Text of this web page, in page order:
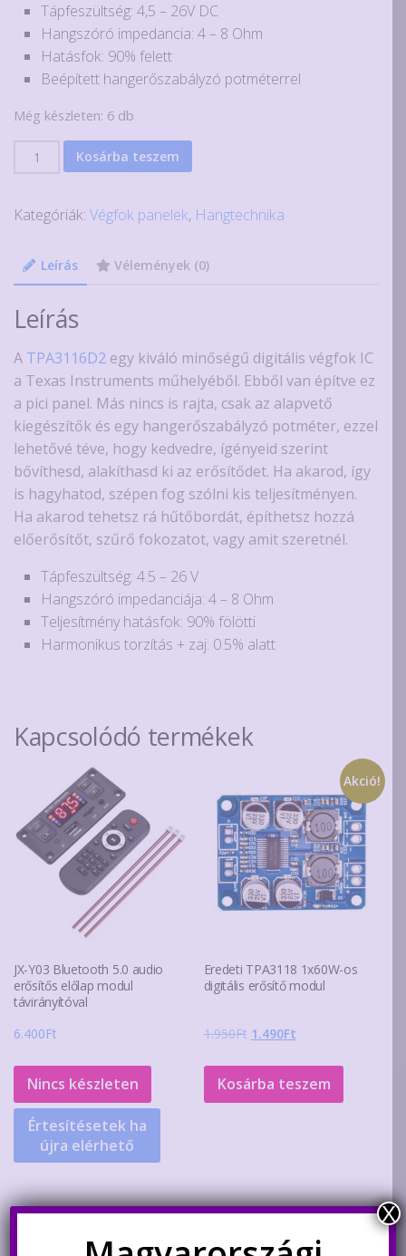
Tápfeszültség: 4,5 – 26V DC
Hangszóró impedancia: 4 – 8 Ohm
Hatásfok: 90% felett
Beépített hangerőszabályzó potméterrel
Még készleten: 6 db
XH-
2x50W
osztályú
erősítő
TPA3116D2-
vel,
hangerőszabályzóval
mennyiség
Kosárba teszem
Kategóriák: Végfok panelek, Hangtechnika
Leírás Vélemények (0)
Leírás
A TPA3116D2 egy kiváló minőségű digitális végfok IC
a Texas Instruments műhelyéből. Ebből van építve ez
a pici panel. Más nincs is rajta, csak az alapvető
kiegészítők és egy hangerőszabályzó potméter, ezzel
lehetővé téve, hogy kedvedre, ígényeid szerint
bővíthesd, alakíthasd ki az erősítődet. Ha akarod, így
is hagyhatod, szépen fog szólni kis teljesítményen.
Ha akarod tehetsz rá hűtőbordát, építhetsz hozzá
előerősítőt, szűrő fokozatot, vagy amit szeretnél.
Tápfeszültség: 4.5 – 26 V
Hangszóró impedanciája: 4 – 8 Ohm
Teljesítmény hatásfok: 90% fölötti
Harmonikus torzítás + zaj: 0.5% alatt
Kapcsolódó termékek
JX-Y03 Bluetooth 5.0 audio
erősítős előlap modul
távirányítóval
6.400Ft
Nincs készleten
Értesítésetek ha
újra elérhető
Akció!
Eredeti TPA3118 1x60W-os
digitális erősítő modul
1.950Ft Original
was:
1.950Ft.
1.490FtCurrent
is:
1.490Ft.
Kosárba teszem
X